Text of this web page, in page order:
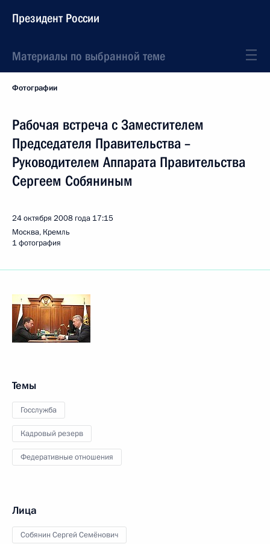
Президент России
Материалы по выбранной теме
Фотографии
Рабочая встреча с Заместителем
Председателя Правительства –
Руководителем Аппарата Правительства
Сергеем Собяниным
24 октября 2008 года 17:15
Москва, Кремль
1 фотография
Темы
Госслужба
Кадровый резерв
Федеративные отношения
Лица
Собянин Сергей Семёнович